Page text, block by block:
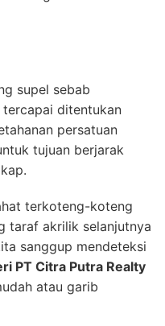
supel sebab
ditentukan
persatuan
tujuan berjarak
terkoteng-koteng
taraf akrilik selanjutnya
sanggup mendeteksi
PT Citra Putra Realty
atau garib